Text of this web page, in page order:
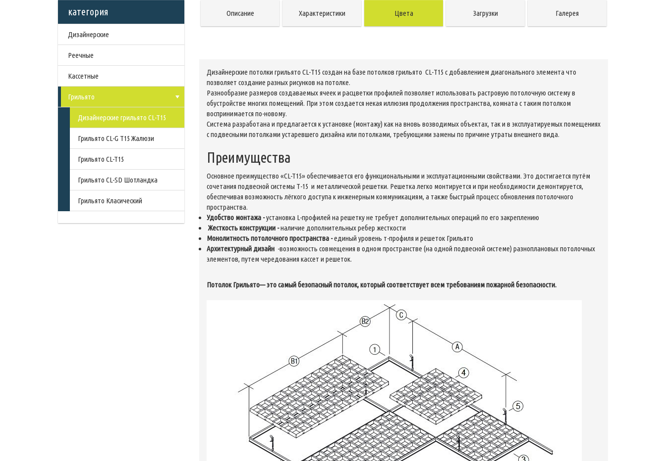
категория
Дизайнерские
Скандинавский «C» дизайн
Мульти-панель
Голандский «V» дизайн
Канадский «L» дизайн
Реечные
Немецкий «H» дизайн
Французкий «S» дизайн
Кассетные
Закрытая система
Открытая система
Грильято
Дизайнерские грильято CL-T15
Грильято CL-G T15 Жалюзи
Грильято CL-T15
Грильято CL-SD Шотландка
Грильято Класический
Описание Характеристики Цвета Загрузки Галерея
Дизайнерские потолки грильято CL-Т15 создан на базе потолков грильято CL-Т15 с добавлением диагонального элемента что
позволяет создание разных рисунков на потолке.
Разнообразие размеров создаваемых ячеек и расцветки профилей позволяет использовать растровую потолочную систему в
обустройстве многих помещений. При этом создается некая иллюзия продолжения пространства, комната с таким потолком
воспринимается по-новому.
Система разработана и предлагается к установке (монтажу) как на вновь возводимых объектах, так и в эксплуатируемых помещениях
с подвесными потолками устаревшего дизайна или потолками, требующими замены по причине утраты внешнего вида.
Преимущества
Основное преимущество «CL-T15» обеспечивается его функциональными и эксплуатационными свойствами. Это достигается путём
сочетания подвесной системы Т-15 и металлической решетки. Решетка легко монтируется и при необходимости демонтируется,
обеспечивая возможность лёгкого доступа к инженерным коммуникациям, а также быстрый процесс обновления потолочного
пространства.
Удобство монтажа -установка L-профилей на решетку не требует дополнительных операций по его закреплению
Жесткость конструкции -наличие дополнительных ребер жесткости
Монолитность потолочного пространства -единый уровень т-профиля и решеток Грильято
Архитектурный дизайн -возможность совмещения в одном пространстве (на одной подвесной системе) разноплановых потолочных
элементов, путем чередования кассет и решеток.
Потолок Грильято— это самый безопасный потолок, который соответствует всем требованиям пожарной безопасности.